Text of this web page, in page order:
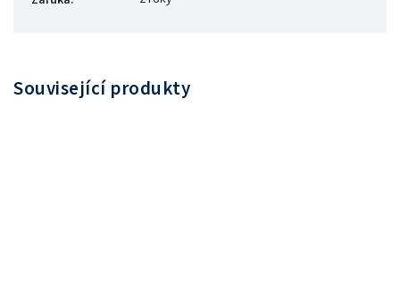
Související produkty